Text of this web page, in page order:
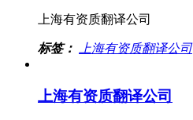
上海有资质翻译公司
标签： 上海有资质翻译公司
上海有资质翻译公司